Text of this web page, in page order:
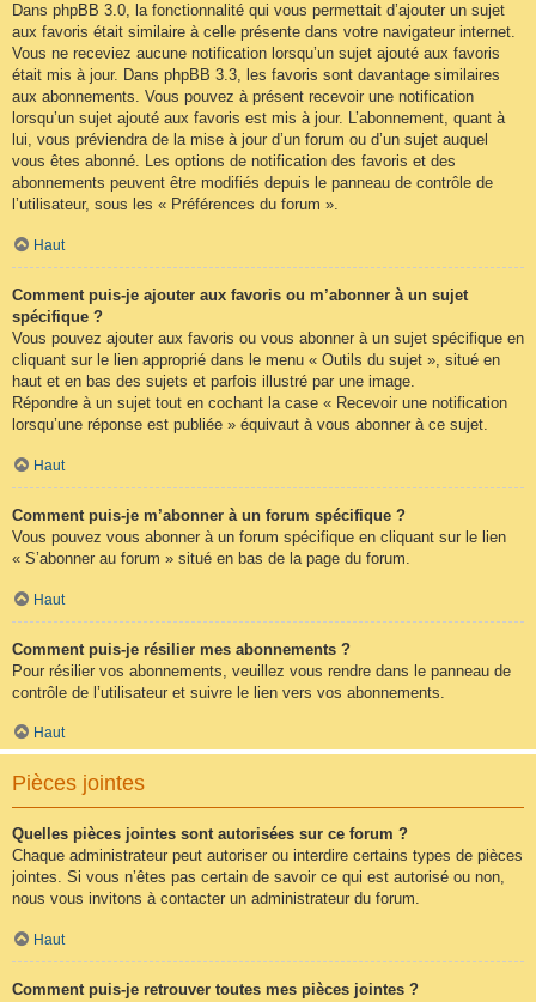
Dans phpBB 3.0, la fonctionnalité qui vous permettait d’ajouter un sujet
aux favoris était similaire à celle présente dans votre navigateur internet.
Vous ne receviez aucune notification lorsqu’un sujet ajouté aux favoris
était mis à jour. Dans phpBB 3.3, les favoris sont davantage similaires
aux abonnements. Vous pouvez à présent recevoir une notification
lorsqu’un sujet ajouté aux favoris est mis à jour. L’abonnement, quant à
lui, vous préviendra de la mise à jour d’un forum ou d’un sujet auquel
vous êtes abonné. Les options de notification des favoris et des
abonnements peuvent être modifiés depuis le panneau de contrôle de
l’utilisateur, sous les « Préférences du forum ».
Haut
Comment puis-je ajouter aux favoris ou m’abonner à un sujet
spécifique ?
Vous pouvez ajouter aux favoris ou vous abonner à un sujet spécifique en
cliquant sur le lien approprié dans le menu « Outils du sujet », situé en
haut et en bas des sujets et parfois illustré par une image.
Répondre à un sujet tout en cochant la case « Recevoir une notification
lorsqu’une réponse est publiée » équivaut à vous abonner à ce sujet.
Haut
Comment puis-je m’abonner à un forum spécifique ?
Vous pouvez vous abonner à un forum spécifique en cliquant sur le lien
« S’abonner au forum » situé en bas de la page du forum.
Haut
Comment puis-je résilier mes abonnements ?
Pour résilier vos abonnements, veuillez vous rendre dans le panneau de
contrôle de l’utilisateur et suivre le lien vers vos abonnements.
Haut
Pièces jointes
Quelles pièces jointes sont autorisées sur ce forum ?
Chaque administrateur peut autoriser ou interdire certains types de pièces
jointes. Si vous n’êtes pas certain de savoir ce qui est autorisé ou non,
nous vous invitons à contacter un administrateur du forum.
Haut
Comment puis-je retrouver toutes mes pièces jointes ?